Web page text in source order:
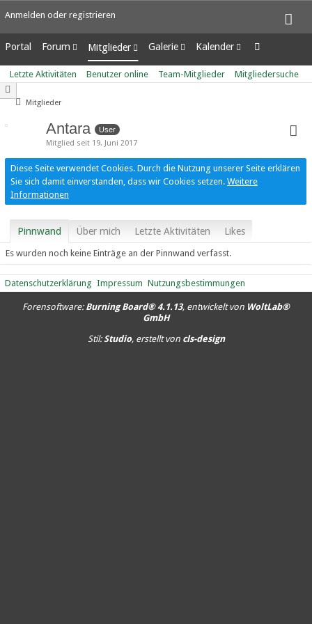
Anmelden oder registrieren
Portal Forum
Unerledigte Themen
Mitglieder
Letzte Aktivitäten
Benutzer online
Galerie
Alben
Bilder
Kalender
Wochenansicht
Tagesansicht
Letzte Aktivitäten Benutzer online Team-Mitglieder Mitgliedersuche
Mitglieder
Antara User
Mitglied seit 19. Juni 2017
Diese Seite verwendet Cookies. Durch die Nutzung unserer Seite erklären
Sie sich damit einverstanden, dass wir Cookies setzen. Weitere
Informationen
Pinnwand Über mich Letzte Aktivitäten Likes
Es wurden noch keine Einträge an der Pinnwand verfasst.
Datenschutzerklärung Impressum Nutzungsbestimmungen
Forensoftware: Burning Board® 4.1.13, entwickelt von WoltLab®
GmbH
Stil:Studio, erstellt von cls-design